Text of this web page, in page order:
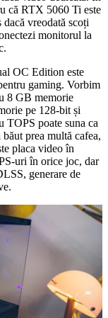
că RTX 5060 Ti este
vreodată scoți
monitorul la
OC Edition este
gaming. Vorbim
8 GB memorie
pe 128-bit și
TOPS poate suna ca
prea multă cafea,
placa video în
uri în orice joc, dar
generare de